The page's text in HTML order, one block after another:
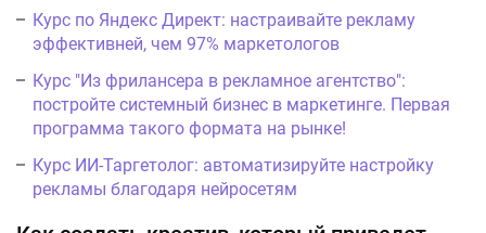
Курс по Яндекс Директ: настраивайте рекламу
эффективней, чем 97% маркетологов
Курс "Из фрилансера в рекламное агентство":
постройте системный бизнес в маркетинге. Первая
программа такого формата на рынке!
Курс ИИ-Таргетолог: автоматизируйте настройку
рекламы благодаря нейросетям